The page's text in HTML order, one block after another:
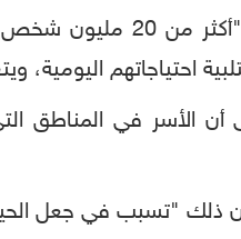
"أكثر من 20 مليون شخص
احتياجاتهم اليومية،
أن الأسر في المناطق
ذلك "تسبب في جعل